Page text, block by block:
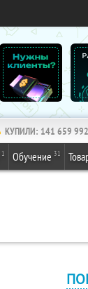
КУПИЛИ: 141 659 992
1 Обучение 31